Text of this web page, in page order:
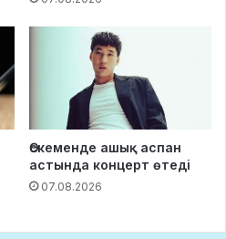
Өскеменде ашық аспан
астында концерт өтеді
07.08.2026